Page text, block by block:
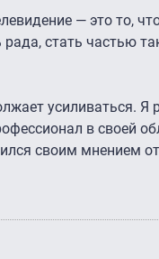
— это то,
рада, стать частью
усиливаться. Я
в своей
своим мнением